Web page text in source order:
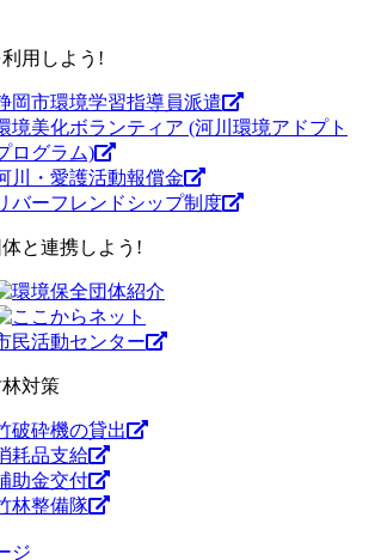
用しよう!
岡市環境学習指導員派遣
境美化ボランティア (河川環境アドプト
ログラム)
川・愛護活動報償金
バーフレンドシップ制度
と連携しよう!
⺠活動センター
対策
破砕機の貸出
耗品支給
助金交付
林整備隊